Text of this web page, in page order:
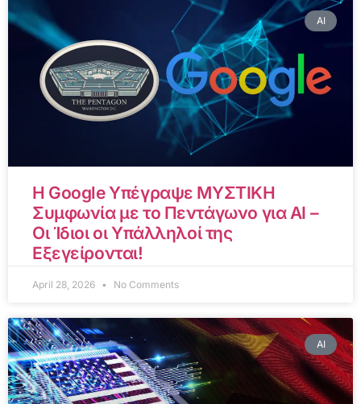
AI
Η Google Υπέγραψε ΜΥΣΤΙΚΗ
Συμφωνία με το Πεντάγωνο για AI –
Οι Ίδιοι οι Υπάλληλοί της
Εξεγείρονται!
April 28, 2026 No Comments
AI